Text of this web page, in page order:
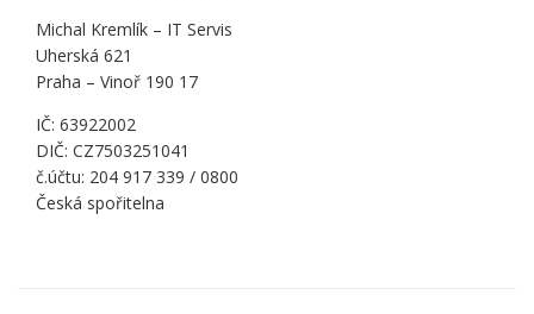
Michal Kremlík – IT Servis
Uherská 621
Praha – Vinoř 190 17
IČ: 63922002
DIČ: CZ7503251041
č.účtu: 204 917 339 / 0800
Česká spořitelna